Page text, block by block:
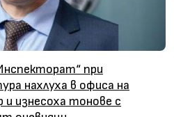
при
нахлуха в офиса на
и изнесоха тонове с